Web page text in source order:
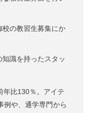
校の教習生募集にか
識を持ったスタッ
年比130％。アイテ
例や、通学専門から